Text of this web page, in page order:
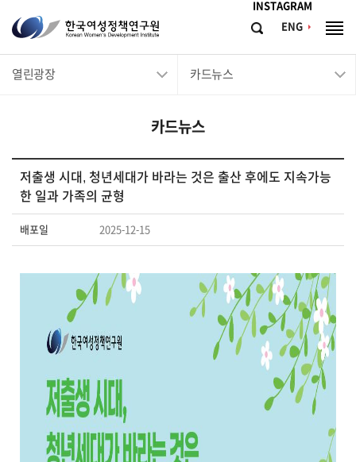
INSTAGRAM
ENG
한
국
여
연
구
원
Korean
Women's
Development
Institute
검
체
열린광장 카드뉴스
카드뉴스
저출생 시대, 청년세대가 바라는 것은 출산 후에도 지속가능
한 일과 가족의 균형
배포일 2025-12-15